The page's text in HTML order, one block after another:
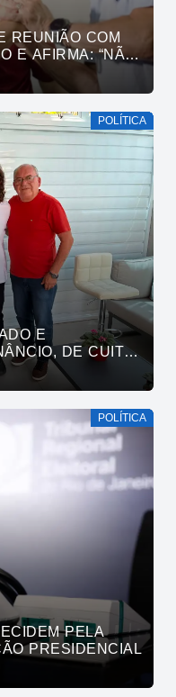
REUNIÃO COM
E AFIRMA: “NÃO
POLÍTICA
E
DE CUITÉ,
VENEZIANO E
POLÍTICA
PELA
PRESIDENCIAL